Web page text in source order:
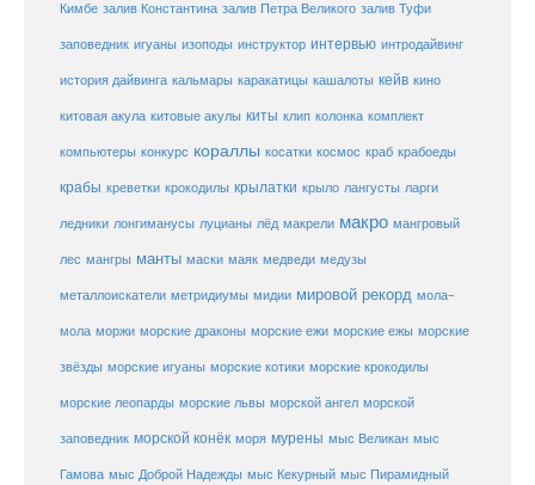
Кимбе залив Константина залив Петра Великого залив Туфи
заповедник игуаны изоподы инструктор интервью интродайвинг
история дайвинга кальмары каракатицы кашалоты кейв кино
китовая акула китовые акулы киты клип колонка комплект
компьютеры конкурс кораллы косатки космос краб крабоеды
крабы креветки крокодилы крылатки крыло лангусты ларги
ледники лонгиманусы луцианы лёд макрели макро мангровый
лес мангры манты маски маяк медведи медузы
металлоискатели метридиумы мидии мировой рекорд мола-
мола моржи морские драконы морские ежи морские ежы морские
звёзды морские игуаны морские котики морские крокодилы
морские леопарды морские львы морской ангел морской
заповедник морской конёк моря мурены мыс Великан мыс
Гамова мыс Доброй Надежды мыс Кекурный мыс Пирамидный